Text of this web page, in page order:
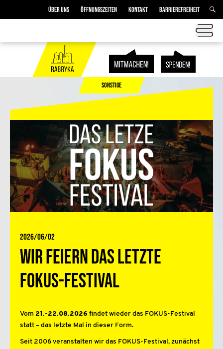
ÜBER UNS ÖFFNUNGSZEITEN KONTAKT BARRIEREFREIHEIT
SONSTIGE
2026/06/02
Wir feiern das letzte
FOKUS-Festival
Vom 21.-22.08.2026 findet wieder das FOKUS-Festival
statt – das letzte Mal in dieser Form.
Seit 2006 veranstalten wir das FOKUS-Festival, zunächst